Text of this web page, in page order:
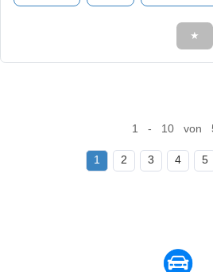
★
1 - 10 von
1 2 3 4 5